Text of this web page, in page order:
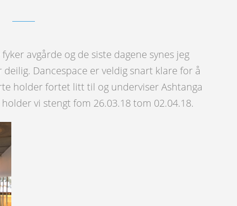
avgårde og de siste dagene synes jeg
Dancespace er veldig snart klare for å
holder fortet litt til og underviser Ashtanga
vi stengt fom 26.03.18 tom 02.04.18.